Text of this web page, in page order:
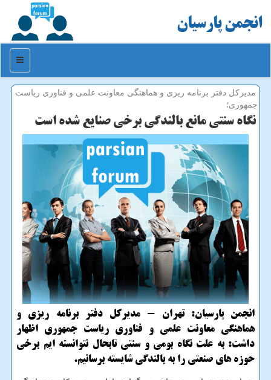
انجمن پارسیان
منو
مدیركل دفتر برنامه ریزی و هماهنگی معاونت علمی و فناوری ریاست
جمهوری؛
نگاه سنتی مانع بالندگی برخی صنایع شده است
انجمن پارسیان: تهران - مدیركل دفتر برنامه ریزی و
هماهنگی معاونت علمی و فناوری ریاست جمهوری اظهار
داشت: به علت نگاه بومی و سنتی تابحال نتوانسته ایم برخی
حوزه های صنعتی را به بالندگی شایسته برسانیم.